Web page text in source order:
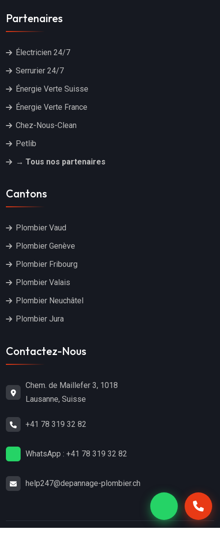
Partenaires
Électricien 24/7
Serrurier 24/7
Énergie Verte Suisse
Énergie Verte France
Chez-Nous-Clean
Petlib
→ Tous nos partenaires
Cantons
Plombier Vaud
Plombier Genève
Plombier Fribourg
Plombier Valais
Plombier Neuchâtel
Plombier Jura
Contactez-Nous
Chem. de Maillefer 3, 1018
Lausanne, Suisse
+41 78 319 32 82
WhatsApp : +41 78 319 32 82
help247@depannage-plombier.ch